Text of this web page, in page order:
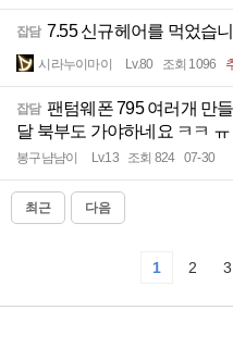
잡담 7.55 신규헤어를 먹었습
시라누이마이 Lv.80 조회 1096
잡담 팬텀웨폰 795 여러개 만
달 북부도 가야하네요 ㅋㅋ ㅠ
봉구냠냠이 Lv.13 조회 824 07-30
최근 다음
1 2 3